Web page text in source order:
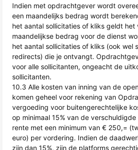
Indien met opdrachtgever wordt
een maandelijks bedrag wordt
het aantal sollicitaties of kliks geldt het
maandelijkse bedrag voor de dienst
het aantal sollicitaties of kliks (ook wel
redirects) die je ontvangt.
voor alle sollicitanten, ongeacht de
sollicitanten.
10.3 Alle kosten van inning van de
komen geheel voor rekening van
vergoeding voor buitengerechtelijke
op minimaal 15% van de
rente met een minimum van € 250,=
euro) per vordering. Indien de
zijn dan 15%, zijn de platforms